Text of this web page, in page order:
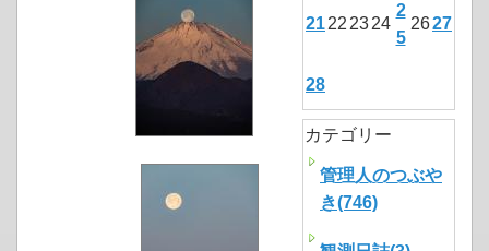
2122 2324
2
5
2627
28
カテゴリー
管理人のつぶや
き(746)